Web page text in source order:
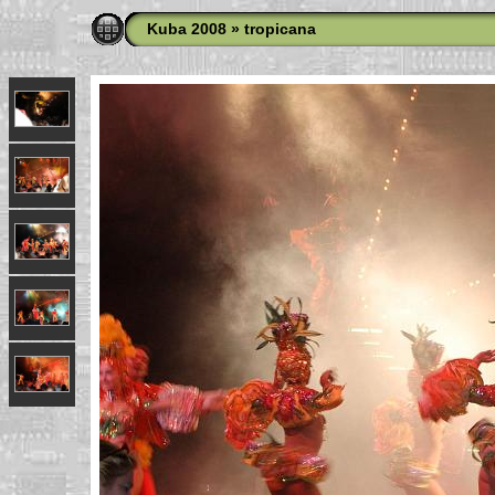
Kuba 2008 » tropicana